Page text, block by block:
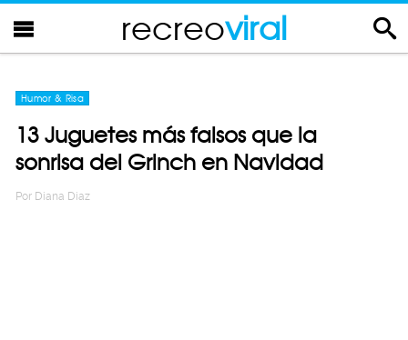
recreoviral
Humor & Risa
13 Juguetes más falsos que la
sonrisa del Grinch en Navidad
Por Diana Diaz